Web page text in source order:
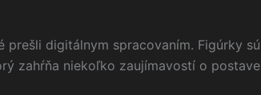
prešli digitálnym spracovaním. Figúrky sú
zahŕňa niekoľko zaujímavostí o